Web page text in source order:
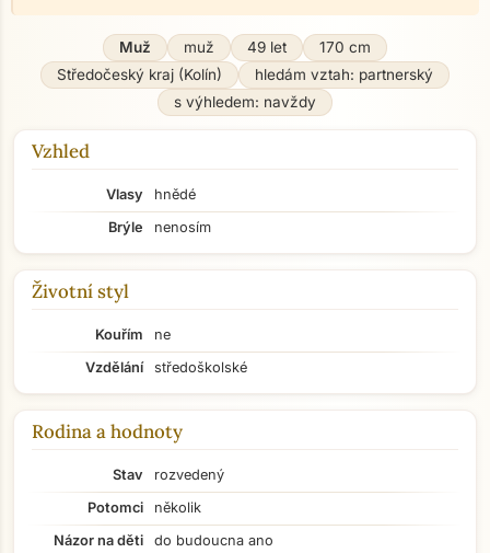
Muž muž 49 let
170 cm
Středočeský kraj (Kolín)
hledám vztah: partnerský
s výhledem: navždy
Vzhled
Vlasy
hnědé
Brýle
nenosím
Životní styl
Kouřím
ne
Vzdělání
středoškolské
Rodina a hodnoty
Stav
rozvedený
Potomci
několik
Názor na děti
do budoucna ano